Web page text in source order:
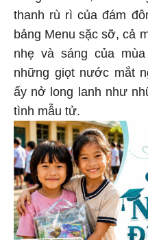
thanh rù rì của đám
bảng Menu sặc sỡ, cả
nhẹ và sáng của
những giọt nước mắt
ấy nở long lanh như
tình mẫu tử.